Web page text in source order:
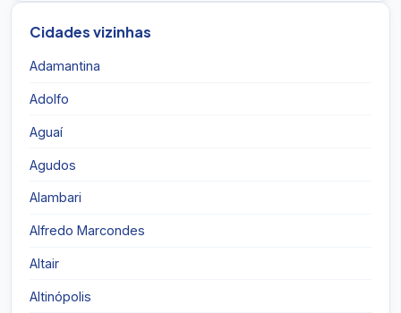
Cidades vizinhas
Adamantina
Adolfo
Aguaí
Agudos
Alambari
Alfredo Marcondes
Altair
Altinópolis